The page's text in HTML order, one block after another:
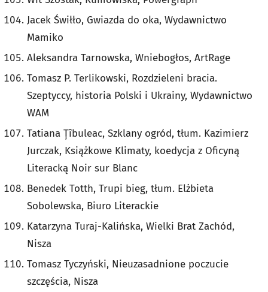
Jacek Świłło, Gwiazda do oka, Wydawnictwo
Mamiko
Aleksandra Tarnowska, Wniebogłos, ArtRage
Tomasz P. Terlikowski, Rozdzieleni bracia.
Szeptyccy, historia Polski i Ukrainy, Wydawnictwo
WAM
Tatiana Țîbuleac, Szklany ogród, tłum. Kazimierz
Jurczak, Książkowe Klimaty, koedycja z Oficyną
Literacką Noir sur Blanc
Benedek Totth, Trupi bieg, tłum. Elżbieta
Sobolewska, Biuro Literackie
Katarzyna Turaj-Kalińska, Wielki Brat Zachód,
Nisza
Tomasz Tyczyński, Nieuzasadnione poczucie
szczęścia, Nisza